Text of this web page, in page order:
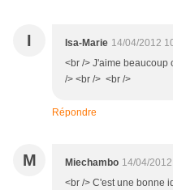
I Isa-Marie 14/04/2012
<br /> J'aime beaucoup
/> <br /> <br />
Répondre
M Miechambo 14/04/
<br /> C'est une bonne